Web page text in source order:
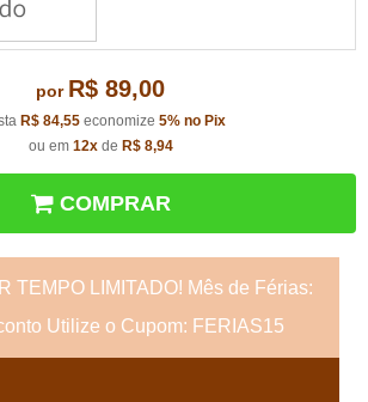
por R$ 89,00
R$ 84,55 economize 5% no Pix
ou em 12xde R$ 8,94
COMPRAR
TEMPO LIMITADO! Mês de Férias:
Utilize o Cupom: FERIAS15